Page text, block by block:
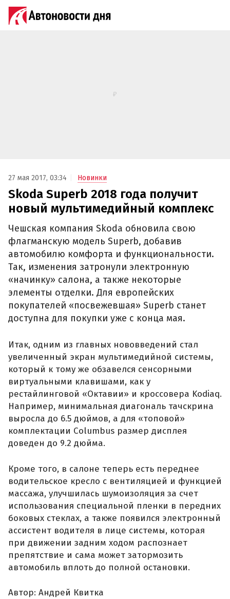
27 мая 2017, 03:34 Новинки
Skoda Superb 2018 года получит
новый мультимедийный комплекс‍
Чешская компания Skoda обновила свою
флагманскую модель Superb, добавив
автомобилю комфорта и функциональности.
Так, изменения затронули электронную
«начинку» салона, а также некоторые
элементы отделки. Для европейских
покупателей «посвежевшая» Superb станет
доступна для покупки уже с конца мая.
Итак, одним из главных нововведений стал
увеличенный экран мультимедийной системы,
который к тому же обзавелся сенсорными
виртуальными клавишами, как у
рестайлинговой «Октавии» и кроссовера Kodiaq.
Например, минимальная диагональ тачскрина
выросла до 6.5 дюймов, а для «топовой»
комплектации Columbus размер дисплея
доведен до 9.2 дюйма.
Кроме того, в салоне теперь есть переднее
водительское кресло с вентиляцией и функцией
массажа, улучшилась шумоизоляция за счет
использования специальной пленки в передних
боковых стеклах, а также появился электронный
ассистент водителя в лице системы, которая
при движении задним ходом распознает
препятствие и сама может затормозить
автомобиль вплоть до полной остановки.
Автор: Андрей Квитка